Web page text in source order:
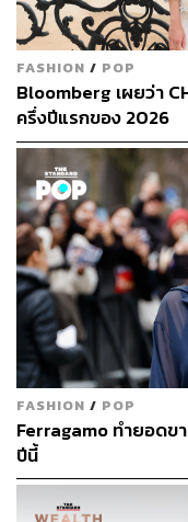
FASHION / POP
Bloomberg เผยว่า
ครึ่งปีแรกของ 2026
FASHION / POP
Ferragamo ทำยอดข
ปีนี้